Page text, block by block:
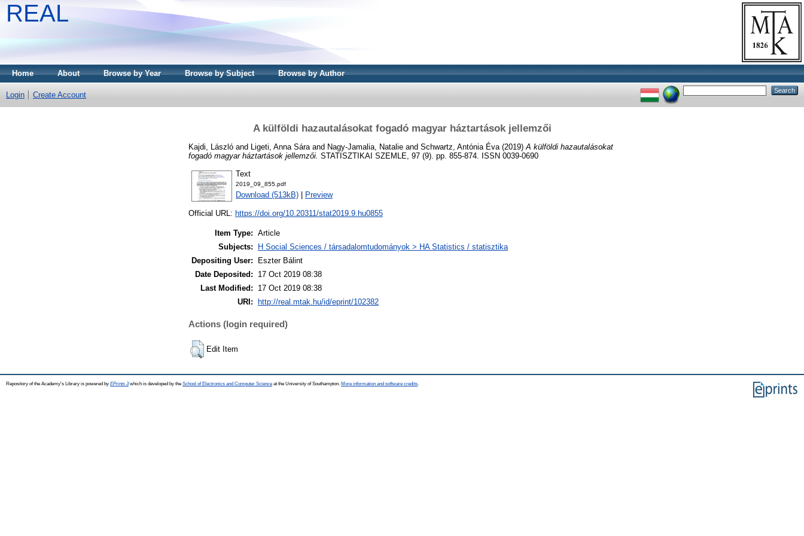
REAL
Home About Browse by Year Browse by Subject Browse by Author
Login Create Account
A külföldi hazautalásokat fogadó magyar háztartások jellemzői
Kajdi, László and Ligeti, Anna Sára and Nagy-Jamalia, Natalie and Schwartz, Antónia Éva (2019) A külföldi hazautalásokat
fogadó magyar háztartások jellemzői. STATISZTIKAI SZEMLE, 97 (9). pp. 855-874. ISSN 0039-0690
Text
2019_09_855.pdf
Download (513kB) Preview
Official URL: https://doi.org/10.20311/stat2019.9.hu0855
Item Type: Article
Subjects:
H Social Sciences / társadalomtudományok > HA Statistics / statisztika
Depositing User:
Eszter Bálint
Date Deposited:
17 Oct 2019 08:38
Last Modified:
17 Oct 2019 08:38
URI:
http://real.mtak.hu/id/eprint/102382
Actions (login required)
Edit Item
Repository of the Academy's Library is powered by EPrints 3which is developed by the School of Electronics and Computer Science at the University of Southampton. More information and software credits